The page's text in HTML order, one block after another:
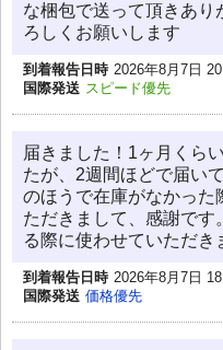
な梱包で送って頂きあり
ろしくお願いします
到着報告日時 2026年8月7日
国際発送 スピード優先
届きました！1ヶ月くら
たが、2週間ほどで届い
のほうで在庫がなかった
ただきまして、感謝です
る際に使わせていただき
到着報告日時 2026年8月7日
国際発送 価格優先